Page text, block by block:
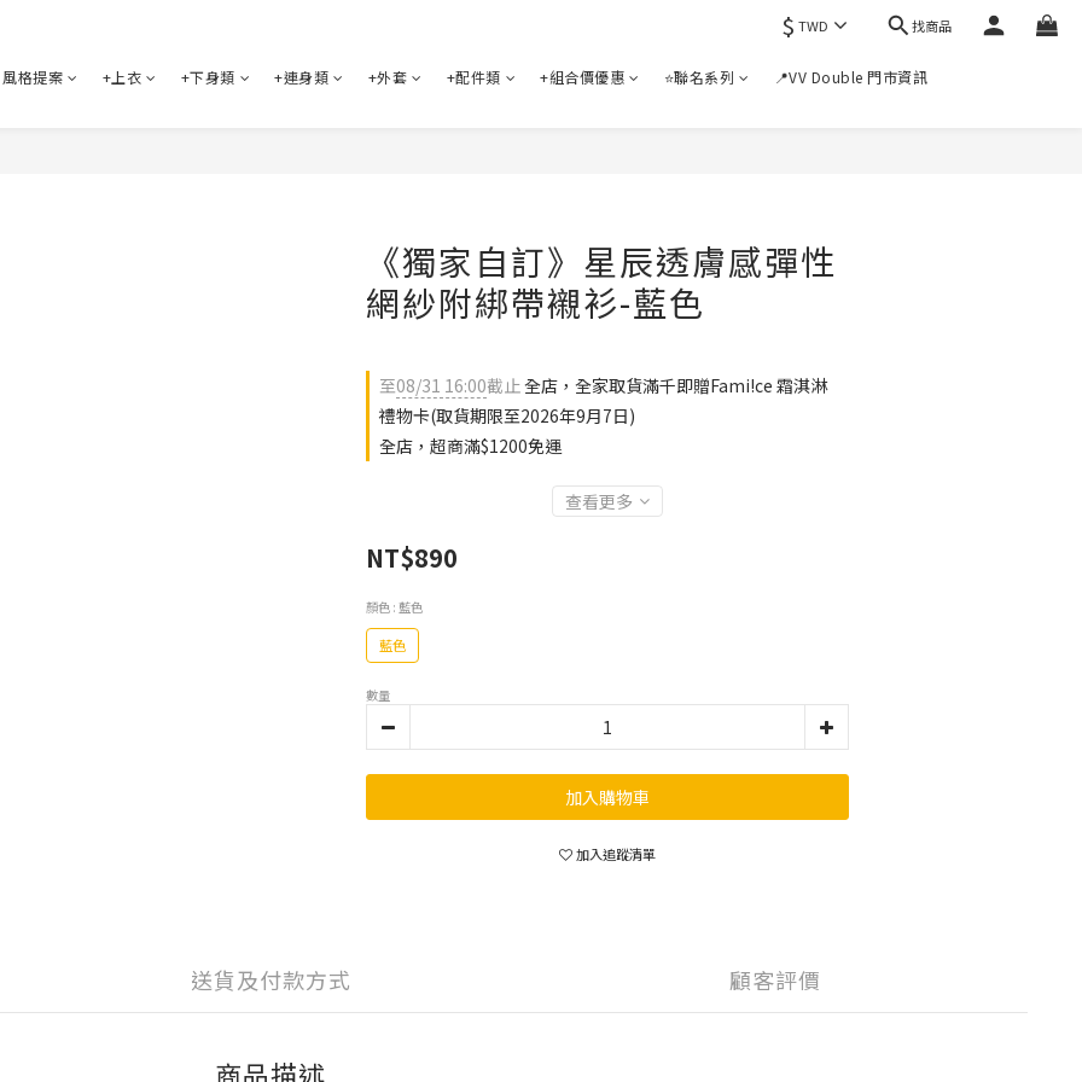
$ TWD 找商品
風格提案 +上衣 +下身類 +連身類 +外套 +配件類 +組合價優惠 ⭐聯名系列 📍VV Double 門市資訊
《獨家自訂》星辰透膚感彈性
網紗附綁帶襯衫-藍色
至08/31 16:00截止全店，全家取貨滿千即贈Fami!ce 霜淇淋
禮物卡(取貨期限至2026年9月7日)
全店，超商滿$1200免運
查看更多
NT$890
顏色 : 藍色
藍色
數量
加入購物車
加入追蹤清單
送貨及付款方式 顧客評價
商品描述